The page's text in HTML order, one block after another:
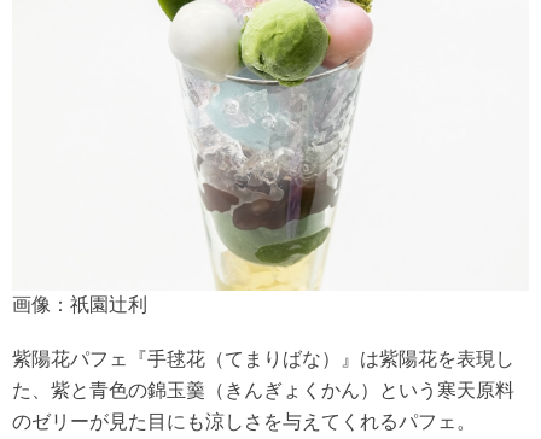
画像：祇園辻利
紫陽花パフェ『手毬花（てまりばな）』は紫陽花を表現し
た、紫と青色の錦玉羹（きんぎょくかん）という寒天原料
のゼリーが見た目にも涼しさを与えてくれるパフェ。